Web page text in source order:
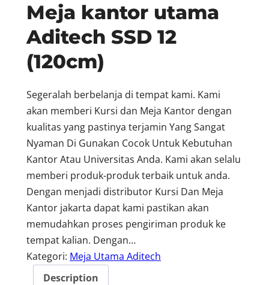
Meja kantor utama
Aditech SSD 12
(120cm)
Segeralah berbelanja di tempat kami. Kami
akan memberi Kursi dan Meja Kantor dengan
kualitas yang pastinya terjamin Yang Sangat
Nyaman Di Gunakan Cocok Untuk Kebutuhan
Kantor Atau Universitas Anda. Kami akan selalu
memberi produk-produk terbaik untuk anda.
Dengan menjadi distributor Kursi Dan Meja
Kantor jakarta dapat kami pastikan akan
memudahkan proses pengiriman produk ke
tempat kalian. Dengan…
Kategori: Meja Utama Aditech
Description